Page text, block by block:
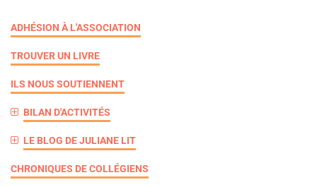
ADHÉSION À L'ASSOCIATION
TROUVER UN LIVRE
ILS NOUS SOUTIENNENT
BILAN D'ACTIVITÉS
LE BLOG DE JULIANE LIT
CHRONIQUES DE COLLÉGIENS